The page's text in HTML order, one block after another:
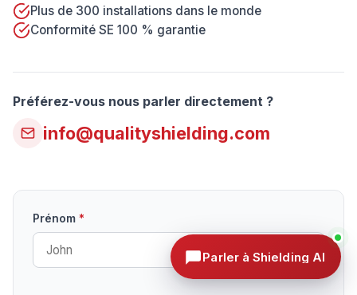
Plus de 300 installations dans le monde
Conformité SE 100 % garantie
Préférez-vous nous parler directement ?
info@qualityshielding.com
Prénom *
Parler à Shielding AI